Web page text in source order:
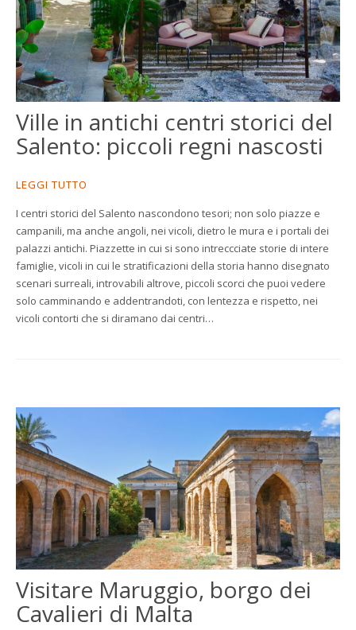
Ville in antichi centri storici del
Salento: piccoli regni nascosti
LEGGI TUTTO
I centri storici del Salento nascondono tesori; non solo piazze e
campanili, ma anche angoli, nei vicoli, dietro le mura e i portali dei
palazzi antichi. Piazzette in cui si sono intreccciate storie di intere
famiglie, vicoli in cui le stratificazioni della storia hanno disegnato
scenari surreali, introvabili altrove, piccoli scorci che puoi vedere
solo camminando e addentrandoti, con lentezza e rispetto, nei
vicoli contorti che si diramano dai centri…
Visitare Maruggio, borgo dei
Cavalieri di Malta